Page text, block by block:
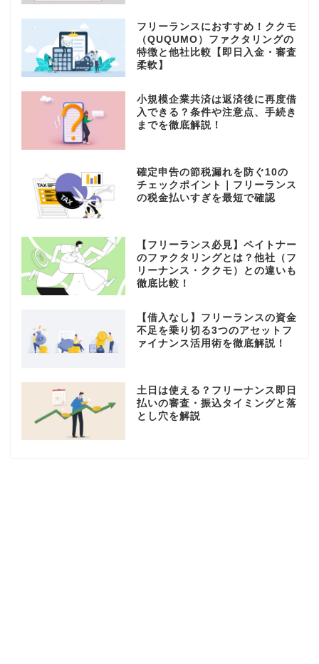
フリーランスにおすすめ！ククモ
（QUQUMO）ファクタリングの
特徴と他社比較【即日入金・審査
柔軟】
小規模企業共済は返済後に再度借
入できる？条件や注意点、手続き
までを徹底解説！
確定申告の節税漏れを防ぐ10の
チェックポイント｜フリーランス
の税金払いすぎを最短で確認
【フリーランス必見】ペイトナー
のファクタリングとは？他社（フ
リーナンス・ククモ）との違いも
徹底比較！
【借入なし】フリーランスの資金
不足を乗り切る3つのアセットフ
ァイナンス活用術を徹底解説！
土日は使える？フリーナンス即日
払いの審査・振込タイミングと落
とし穴を解説